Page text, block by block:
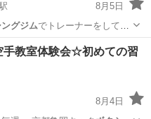
8月5日
グジムでトレーナーをしてい
その他 ピラティス
手教室体験会☆初めての習
8月4日